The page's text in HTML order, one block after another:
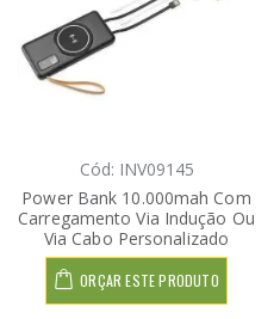
Cód: INV09145
Power Bank 10.000mah Com
Carregamento Via Indução Ou
Via Cabo Personalizado
ORÇAR ESTE PRODUTO